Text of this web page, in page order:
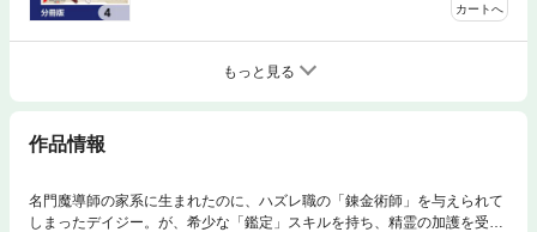
カートへ
もっと見る
作品情報
名門魔導師の家系に生まれたのに、ハズレ職の「錬金術師」を与えられて
しまったデイジー。が、希少な「鑑定」スキルを持ち、精霊の加護を受け